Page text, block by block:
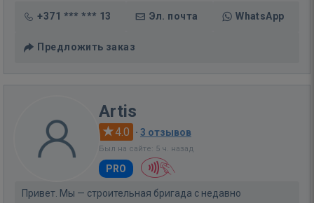
+371 *** *** 13 Эл. почта WhatsApp
Предложить заказ
Artis
4.0 · 3 отзывов
Был на сайте: 5 ч. назад
PRO
Привет. Мы — строительная бригада с недавно